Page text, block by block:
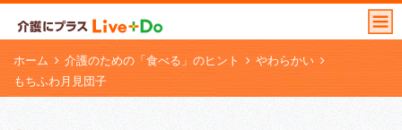
ホーム 介護のための「食べる」のヒント
やわらかい
もちふわ月見団子